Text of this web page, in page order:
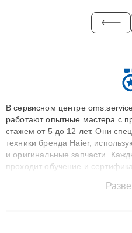
В сервисном центре
работают опытные мастера с
стажем от 5 до 12 лет. Они
техники бренда Haier,
и оригинальные запчасти.
проходит обучение и
сохранением гарантии до 3